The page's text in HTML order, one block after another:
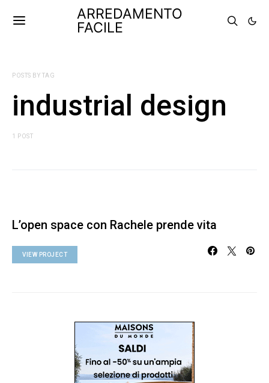
ARREDAMENTO
FACILE
POSTS BY TAG
industrial design
1 POST
L’open space con Rachele prende vita
VIEW PROJECT